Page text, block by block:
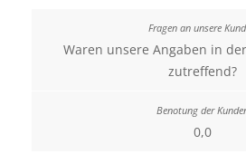
Waren unsere Angaben in
zutreffend?
0,0